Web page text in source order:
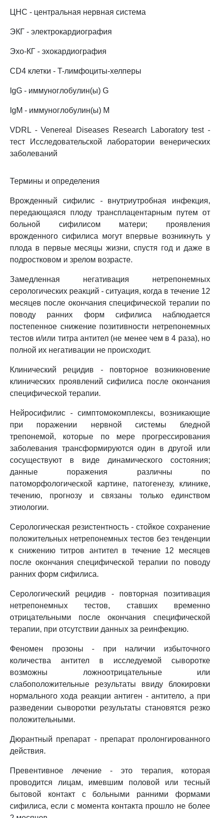
ЦНС - центральная нервная система
ЭКГ - электрокардиография
Эхо-КГ - эхокардиография
CD4 клетки - T-лимфоциты-хелперы
IgG - иммуноглобулин(ы) G
IgM - иммуноглобулин(ы) M
VDRL - Venereal Diseases Research Laboratory test -
тест Исследовательской лаборатории венерических
заболеваний
Термины и определения
Врожденный сифилис - внутриутробная инфекция,
передающаяся плоду трансплацентарным путем от
больной сифилисом матери; проявления
врожденного сифилиса могут впервые возникнуть у
плода в первые месяцы жизни, спустя год и даже в
подростковом и зрелом возрасте.
Замедленная негативация нетрепонемных
серологических реакций - ситуация, когда в течение 12
месяцев после окончания специфической терапии по
поводу ранних форм сифилиса наблюдается
постепенное снижение позитивности нетрепонемных
тестов и/или титра антител (не менее чем в 4 раза), но
полной их негативации не происходит.
Клинический рецидив - повторное возникновение
клинических проявлений сифилиса после окончания
специфической терапии.
Нейросифилис - симптомокомплексы, возникающие
при поражении нервной системы бледной
трепонемой, которые по мере прогрессирования
заболевания трансформируются один в другой или
сосуществуют в виде динамического состояния;
данные поражения различны по
патоморфологической картине, патогенезу, клинике,
течению, прогнозу и связаны только единством
этиологии.
Серологическая резистентность - стойкое сохранение
положительных нетрепонемных тестов без тенденции
к снижению титров антител в течение 12 месяцев
после окончания специфической терапии по поводу
ранних форм сифилиса.
Серологический рецидив - повторная позитивация
нетрепонемных тестов, ставших временно
отрицательными после окончания специфической
терапии, при отсутствии данных за реинфекцию.
Феномен прозоны - при наличии избыточного
количества антител в исследуемой сыворотке
возможны ложноотрицательные или
слабоположительные результаты ввиду блокировки
нормального хода реакции антиген - антитело, а при
разведении сыворотки результаты становятся резко
положительными.
Дюрантный препарат - препарат пролонгированного
действия.
Превентивное лечение - это терапия, которая
проводится лицам, имевшим половой или тесный
бытовой контакт с больными ранними формами
сифилиса, если с момента контакта прошло не более